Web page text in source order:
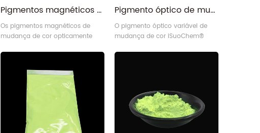
Pigmentos magnéticos da tinta da mudança de cor opticamente variável azul do ouro verde
Os pigmentos magnéticos de
mudança de cor opticamente
verde/dourado/azul oferecem um
brilhante, como bolhas de sabão
naturais ou asas de borboleta.
Pigmento óptico de mudança de cor variável verde cinza violeta para tintas
O pigmento óptico variável de
mudança de cor iSuoChem®
um efeito de mudança de cor